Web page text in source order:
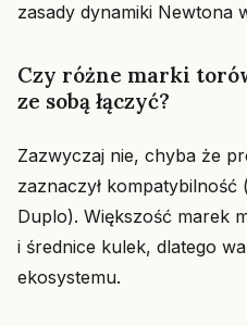
zasady dynamiki Newtona
Czy różne marki
ze sobą łączyć?
Zazwyczaj nie, chyba że
zaznaczył kompatybilność
Duplo). Większość marek
i średnice kulek, dlatego
ekosystemu.